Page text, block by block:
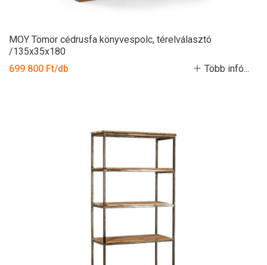
MOY Tömör cédrusfa könyvespolc, térelválasztó
/135x35x180
699 800 Ft/db
Több infó...